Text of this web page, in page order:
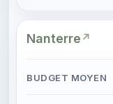
Nanterre